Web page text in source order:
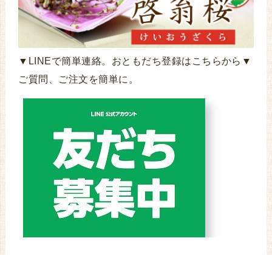
▼LINEで簡単連絡。おともだち登録はこちらから▼
ご質問、ご注文を簡単に。